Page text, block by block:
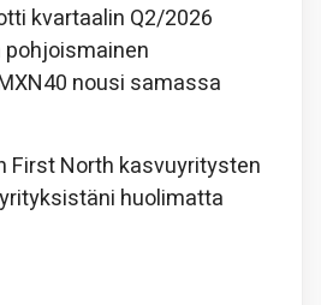
kvartaalin Q2/2026
pohjoismainen
nousi samassa
First North kasvuyritysten
huolimatta